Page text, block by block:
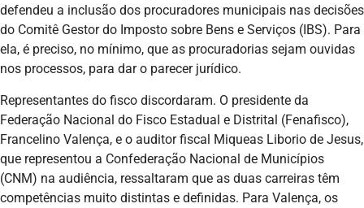
defendeu a inclusão dos procuradores municipais nas decisões
do Comitê Gestor do Imposto sobre Bens e Serviços (IBS). Para
ela, é preciso, no mínimo, que as procuradorias sejam ouvidas
nos processos, para dar o parecer jurídico.
Representantes do fisco discordaram. O presidente da
Federação Nacional do Fisco Estadual e Distrital (Fenafisco),
Francelino Valença, e o auditor fiscal Miqueas Liborio de Jesus,
que representou a Confederação Nacional de Municípios
(CNM) na audiência, ressaltaram que as duas carreiras têm
competências muito distintas e definidas. Para Valença, os